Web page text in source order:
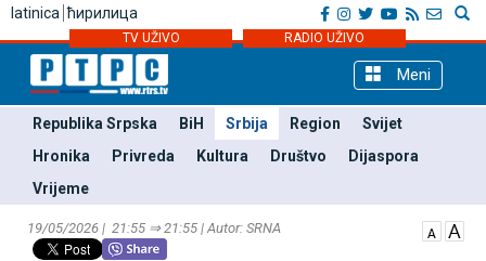
latinica ћирилица
TV UŽIVO RADIO UŽIVO
Meni
Republika Srpska BiH Srbija Region
Svijet
Hronika
Privreda Kultura Društvo
Dijaspora
Vrijeme
19/05/2026 | 21:55 ⇒ 21:55 | Autor: SRNA